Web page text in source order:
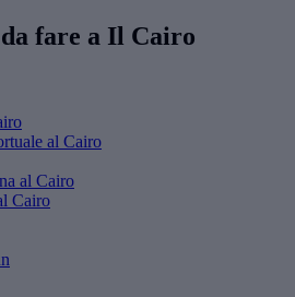
fare a Il Cairo
al Cairo
al Cairo
Cairo